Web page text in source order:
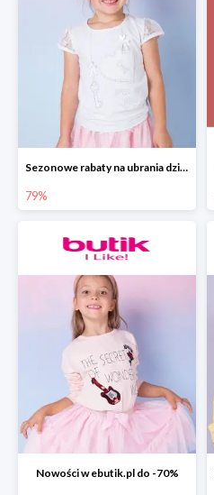
Sezonowe rabaty na ubrania dziewczęce w ebutik.pl do -79%
79%
Nowości w ebutik.pl do -70%